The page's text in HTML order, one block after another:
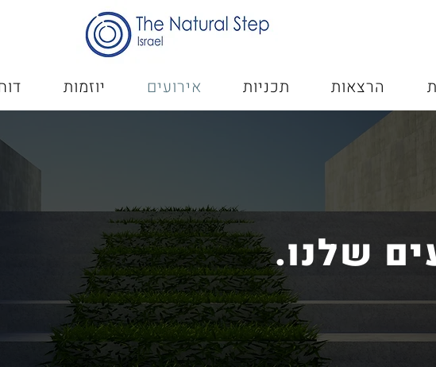
יוזמות אירועים תכניות הרצאות
שלנו.